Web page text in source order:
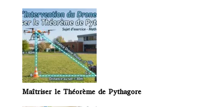
Maîtriser le Théorème de Pythagore